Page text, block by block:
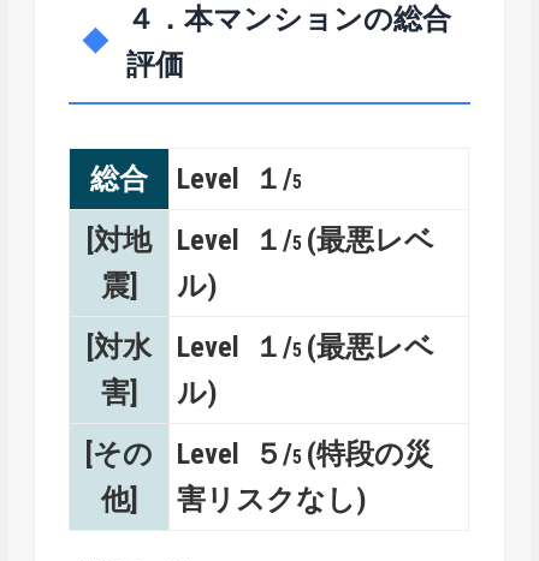
４．本マンションの総合
評価
総合 Level １/5
[対地
震]
Level １/5 (最悪レベ
ル)
[対水
害]
Level １/5 (最悪レベ
ル)
[その
他]
Level ５/5 (特段の災
害リスクなし)